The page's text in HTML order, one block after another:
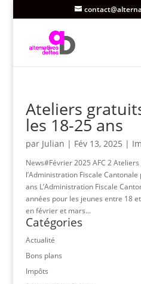
Ateliers
les 18-25 ans
par Julian | Fév 13, 2025 |
News#Février 2025 AFC 2
l’Administration Fiscale
ans L’Administration Fiscale
années pour les jeunes entre 18
en février et mars...
Catégories
Actualité
Bons plans
Impôts